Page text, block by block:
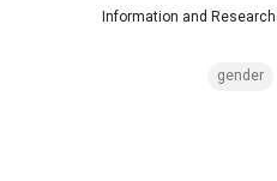
Information and
gender